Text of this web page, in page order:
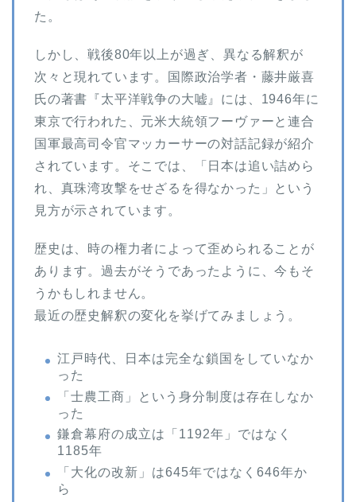
た。
しかし、戦後80年以上が過ぎ、異なる解釈が
次々と現れています。国際政治学者・藤井厳喜
氏の著書『太平洋戦争の大嘘』には、1946年に
東京で行われた、元米大統領フーヴァーと連合
国軍最高司令官マッカーサーの対話記録が紹介
されています。そこでは、「日本は追い詰めら
れ、真珠湾攻撃をせざるを得なかった」という
見方が示されています。
歴史は、時の権力者によって歪められることが
あります。過去がそうであったように、今もそ
うかもしれません。
最近の歴史解釈の変化を挙げてみましょう。
江戸時代、日本は完全な鎖国をしていなか
った
「士農工商」という身分制度は存在しなか
った
鎌倉幕府の成立は「1192年」ではなく
1185年
「大化の改新」は645年ではなく646年か
ら